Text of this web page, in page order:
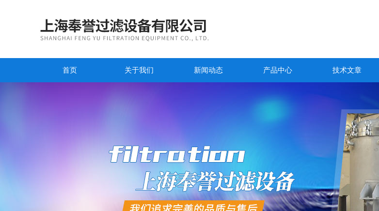
首页 关于我们 新闻动态 产品中心 技术文章